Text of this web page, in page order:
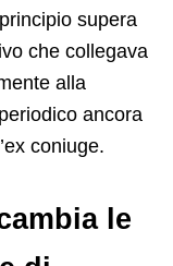
supera
che collegava
alla
ancora
coniuge.
le